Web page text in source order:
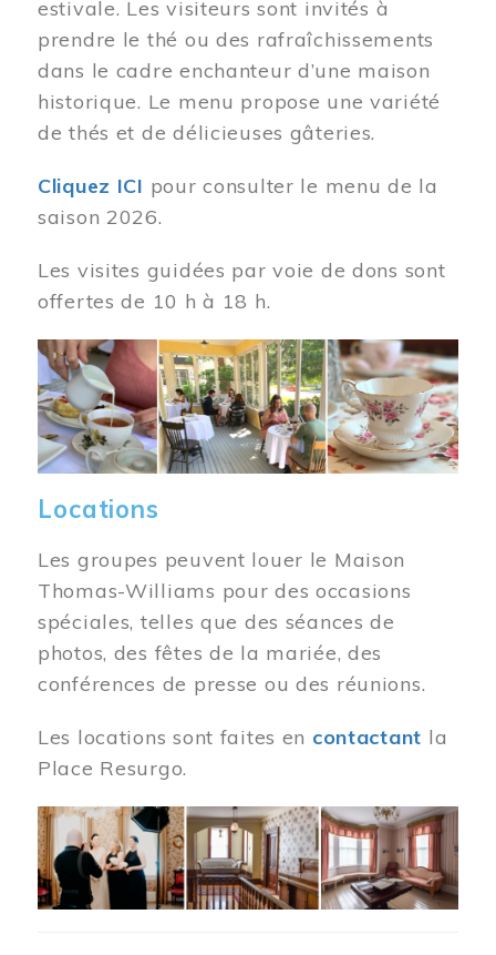
estivale. Les visiteurs sont invités à
prendre le thé ou des rafraîchissements
dans le cadre enchanteur d’une maison
historique. Le menu propose une variété
de thés et de délicieuses gâteries.
Cliquez ICI pour consulter le menu de la
saison 2026.
Les visites guidées par voie de dons sont
offertes de 10 h à 18 h.
Image
Locations
Les groupes peuvent louer le Maison
Thomas-Williams pour des occasions
spéciales, telles que des séances de
photos, des fêtes de la mariée, des
conférences de presse ou des réunions.
Les locations sont faites en contactant la
Place Resurgo.
Image